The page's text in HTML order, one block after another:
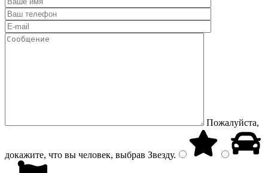
Пожалуйста,
докажите, что вы человек, выбрав Звезду.